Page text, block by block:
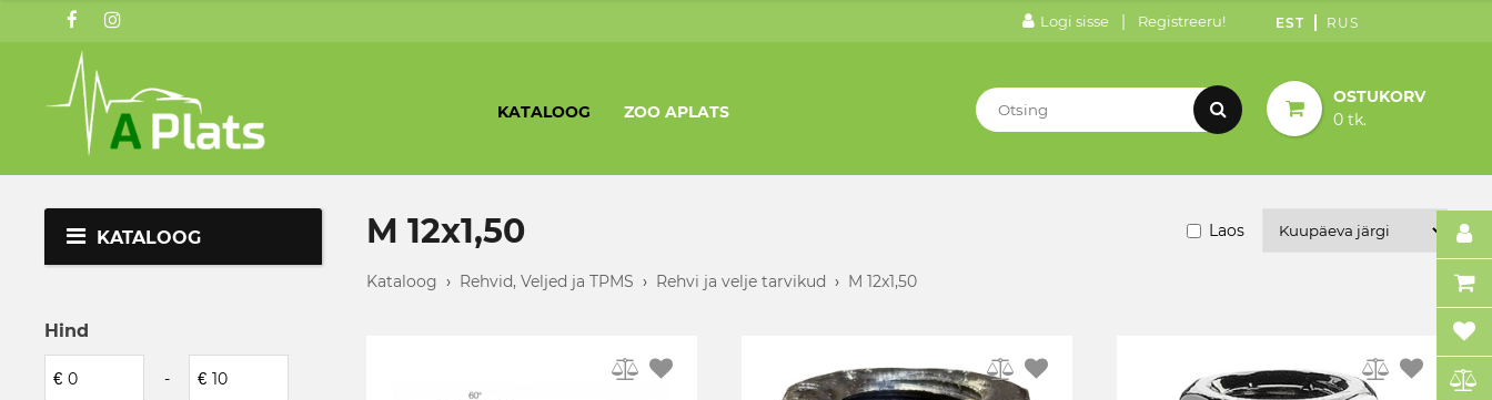
Logi sisse | Registreeru! EST RUS
KATALOOG ZOO APLATS
OSTUKORV
0 tk.
KATALOOG
Hind
€ - €
M 12x1,50
Kataloog › Rehvid, Veljed ja TPMS › Rehvi ja velje tarvikud › M 12x1,50
Laos